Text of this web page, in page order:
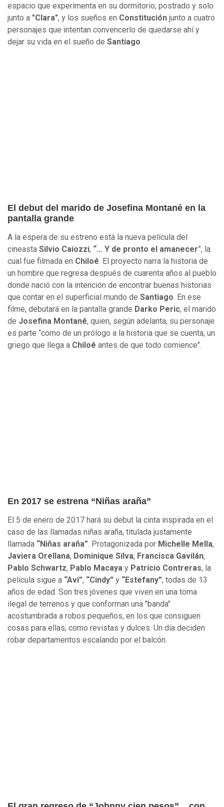
espacio que experimenta en su dormitorio, postrado y solo
junto a "Clara", y los sueños en Constitución junto a cuatro
personajes que intentan convencerlo de quedarse ahí y
dejar su vida en el sueño de Santiago.
El debut del marido de Josefina Montané en la
pantalla grande
A la espera de su estreno está la nueva película del
cineasta Silvio Caiozzi, “… Y de pronto el amanecer”, la
cual fue filmada en Chiloé. El proyecto narra la historia de
un hombre que regresa después de cuarenta años al pueblo
donde nació con la intención de encontrar buenas historias
que contar en el superficial mundo de Santiago. En ese
filme, debutará en la pantalla grande Darko Peric, el marido
de Josefina Montané, quien, según adelanta, su personaje
es parte “como de un prólogo a la historia que se cuenta, un
griego que llega a Chiloé antes de que todo comience".
En 2017 se estrena “Niñas araña”
El 5 de enero de 2017 hará su debut la cinta inspirada en el
caso de las llamadas niñas araña, titulada justamente
llamada “Niñas araña”. Protagonizada por Michelle Mella,
Javiera Orellana, Dominique Silva, Francisca Gavilán,
Pablo Schwartz, Pablo Macaya y Patricio Contreras, la
película sigue a “Avi”, “Cindy” y “Estefany”, todas de 13
años de edad. Son tres jóvenes que viven en una toma
ilegal de terrenos y que conforman una "banda"
acostumbrada a robos pequeños, en los que consiguen
cosas para ellas, como revistas y dulces. Un día deciden
robar departamentos escalando por el balcón.